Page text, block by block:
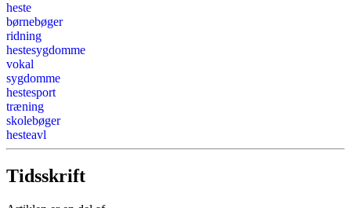
heste
børnebøger
ridning
hestesygdomme
vokal
sygdomme
hestesport
træning
skolebøger
hesteavl
Tidsskrift